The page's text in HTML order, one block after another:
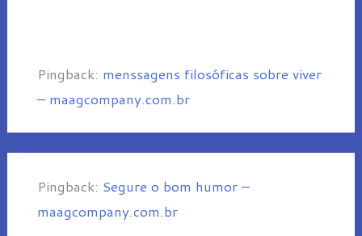
Pingback: menssagens filosóficas sobre viver
– maagcompany.com.br
Pingback: Segure o bom humor –
maagcompany.com.br